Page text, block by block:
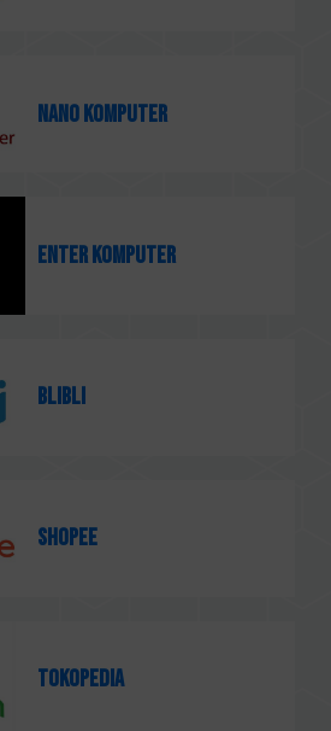
Nano Komputer
Enter Komputer
Blibli
Shopee
Tokopedia